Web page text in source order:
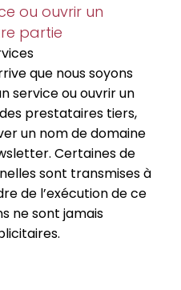
ou ouvrir un
partie
que nous soyons
service ou ouvrir un
prestataires tiers,
un nom de domaine
Certaines de
sont transmises à
de l’exécution de ce
ne sont jamais